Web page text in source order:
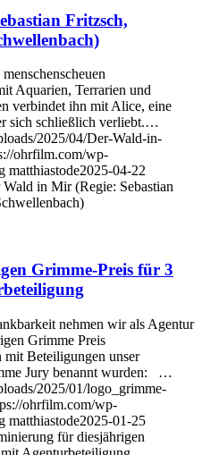
Fritzsch,
Aquarien, Terrarien und
verbindet ihn mit Alice, eine
sich schließlich verliebt.…
2025/04/Der-Wald-in-
ohrfilm.com/wp-
matthiastode2025-04-22
Wald in Mir (Regie: Sebastian
Grimme-Preis für 3
nehmen wir als Agentur
Grimme Preis
Beteiligungen unser
Jury benannt wurden: …
2025/01/logo_grimme-
ohrfilm.com/wp-
matthiastode2025-01-25
für diesjährigen